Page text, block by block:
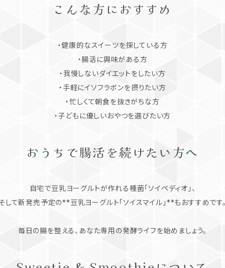
こんな方におすすめ
・健康的なスイーツを探している方
・腸活に興味がある方
・我慢しないダイエットをしたい方
・手軽にイソフラボンを摂りたい方
・忙しくて朝食を抜きがちな方
・子どもに優しいおやつを選びたい方
おうちで腸活を続けたい方へ
自宅で豆乳ヨーグルトが作れる種菌「ソイペディオ」、
して新発売予定の**豆乳ヨーグルト「ソイスマイル」**もおすすめです
毎日の腸を整える、あなた専用の発酵ライフを始めましょう。